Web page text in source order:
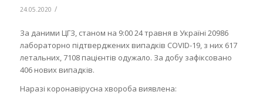
24.05.2020 /
За даними ЦГЗ, станом на 9:00 24 травня в Україні 20986
лабораторно підтверджених випадків COVID-19, з них 617
летальних, 7108 пацієнтів одужало. За добу зафіксовано
406 нових випадків.
Наразі коронавірусна хвороба виявлена: